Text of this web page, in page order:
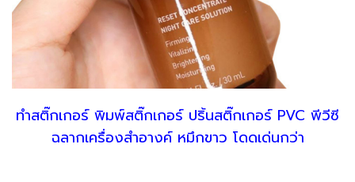
ทำสติ๊กเกอร์ พิมพ์สติ๊กเกอร์ ปริ้นสติ๊กเกอร์ PVC พีวีซี
ฉลากเครื่องสำอางค์ หมึกขาว โดดเด่นกว่า